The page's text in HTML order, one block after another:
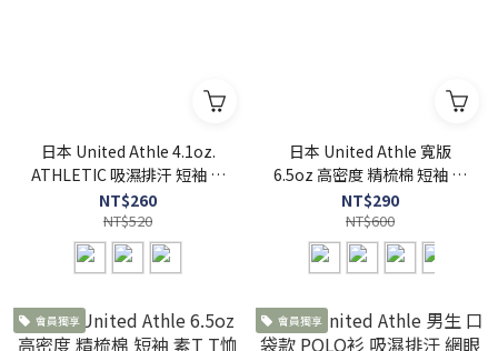
日本 United Athle 4.1oz.
ATHLETIC 吸濕排汗 短袖 寬
版 線條羅紋 T恤 - UA5927
NT$260
NT$520
日本 United Athle 寬版
6.5oz 高密度 精梳棉 短袖 素
T T恤 男女適穿 - UA1108
NT$290
NT$600
會員獨享 會員獨享